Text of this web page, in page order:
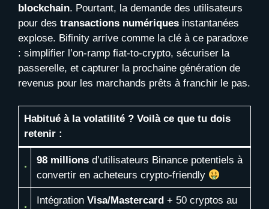
blockchain. Pourtant, la demande des utilisateurs
pour des transactions numériques instantanées
explose. Bifinity arrive comme la clé à ce paradoxe
: simplifier l’on-ramp fiat-to-crypto, sécuriser la
passerelle, et capturer la prochaine génération de
revenus pour les marchands prêts à franchir le pas.
Habitué à la volatilité ? Voilà ce que tu dois
retenir :
98 millionsd’utilisateurs Binance potentiels à
convertir en acheteurs crypto-friendly
Intégration Visa/Mastercard+ 50 cryptos au